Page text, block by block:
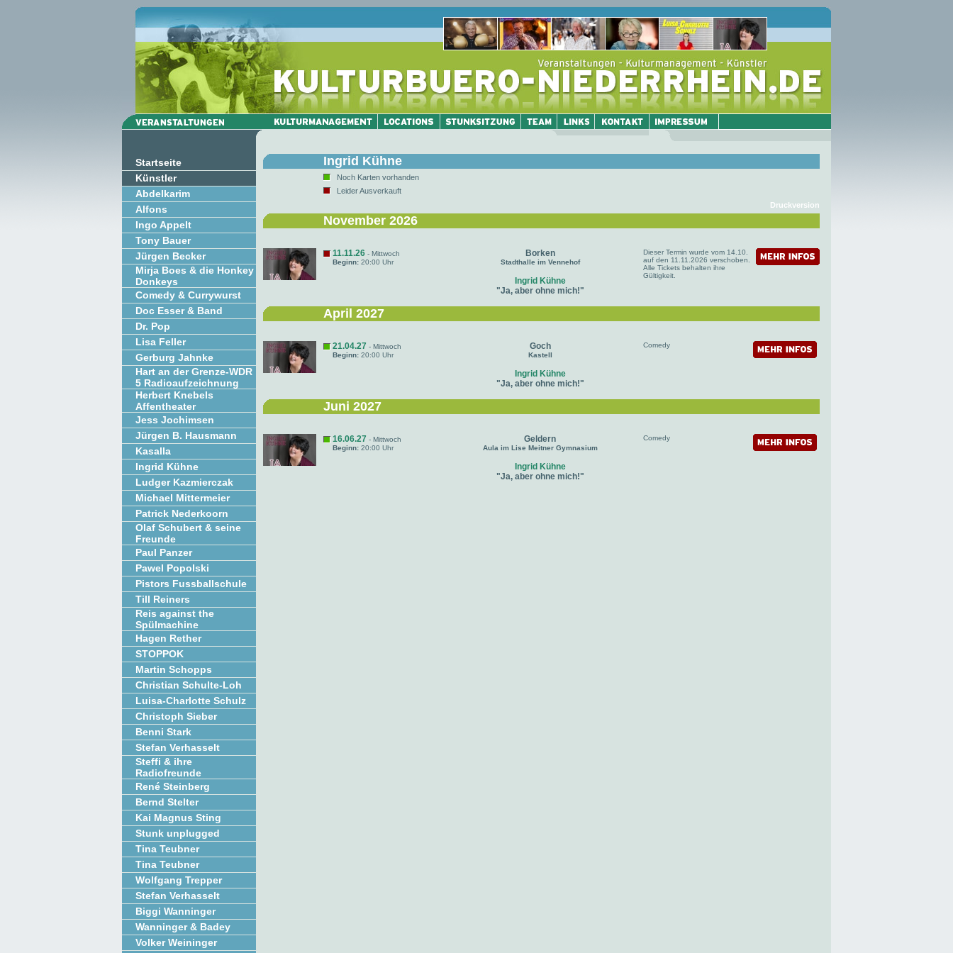
Startseite
Künstler
Abdelkarim
Alfons
Ingo Appelt
Tony Bauer
Jürgen Becker
Mirja Boes & die Honkey
Donkeys
Comedy & Currywurst
Doc Esser & Band
Dr. Pop
Lisa Feller
Gerburg Jahnke
Hart an der Grenze-WDR
5 Radioaufzeichnung
Herbert Knebels
Affentheater
Jess Jochimsen
Jürgen B. Hausmann
Kasalla
Ingrid Kühne
Ludger Kazmierczak
Michael Mittermeier
Patrick Nederkoorn
Olaf Schubert & seine
Freunde
Paul Panzer
Pawel Popolski
Pistors Fussballschule
Till Reiners
Reis against the
Spülmachine
Hagen Rether
STOPPOK
Martin Schopps
Christian Schulte-Loh
Luisa-Charlotte Schulz
Christoph Sieber
Benni Stark
Stefan Verhasselt
Steffi & ihre
Radiofreunde
René Steinberg
Bernd Stelter
Kai Magnus Sting
Stunk unplugged
Tina Teubner
Tina Teubner
Wolfgang Trepper
Stefan Verhasselt
Biggi Wanninger
Wanninger & Badey
Volker Weininger
Ingrid Kühne
Noch Karten vorhanden
Leider Ausverkauft
Druckversion
November 2026
11.11.26 - Mittwoch
Beginn: 20:00 Uhr
Borken
Stadthalle im Vennehof
Ingrid Kühne
"Ja, aber ohne mich!"
Dieser Termin wurde vom 14.10.
auf den 11.11.2026 verschoben.
Alle Tickets behalten ihre
Gültigkeit.
April 2027
21.04.27 - Mittwoch
Beginn: 20:00 Uhr
Goch
Kastell
Ingrid Kühne
"Ja, aber ohne mich!"
Comedy
Juni 2027
16.06.27 - Mittwoch
Beginn: 20:00 Uhr
Geldern
Aula im Lise Meitner Gymnasium
Ingrid Kühne
"Ja, aber ohne mich!"
Comedy